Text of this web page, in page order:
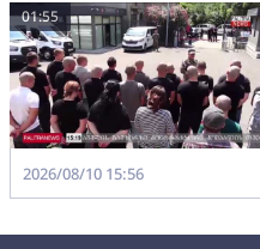
01:55
2026/08/10 15:56